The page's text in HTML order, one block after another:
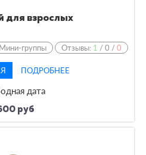
для взрослых
Мини-группы Отзывы: 1 /0 /0
ПОДРОБНЕЕ
дата
руб